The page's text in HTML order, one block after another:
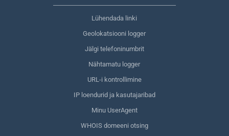
Lühendada linki
Geolokatsiooni logger
Jälgi telefoninumbrit
Nähtamatu logger
URL-i kontrollimine
IP loendurid ja kasutajaribad
Minu UserAgent
WHOIS domeeni otsing